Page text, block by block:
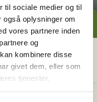
til sociale medier og til
oplysninger om
vores partnere inden
og
kombinere disse
givet dem, eller som
tjenester.
mens din
have. Du
være
at få
eksempler